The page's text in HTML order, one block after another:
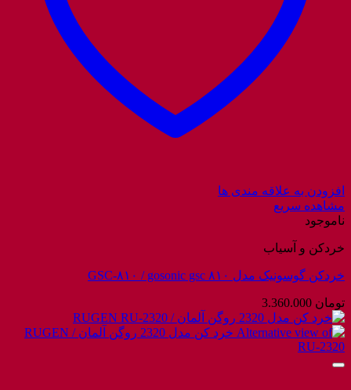
افزودن به علاقه مندی ها
مشاهده سریع
ناموجود
خردکن و آسیاب
خردکن گوسونیک مدل GSC-۸۱۰ / gosonic gsc ۸۱۰
تومان